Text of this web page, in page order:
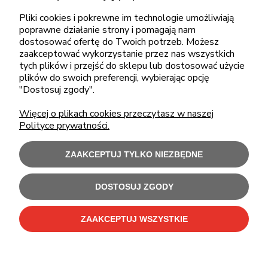
pon.-piąt.: 08:00-16:00
sklep@cebit.pl
ZAKUPY
POMOC
MOJE KONTO
INFORMACJE
Użytkowanie sklepu oznacza zgodę na wykorzystywanie plików cookies.
Pliki cookies i pokrewne im technologie umożliwiają
poprawne działanie strony i pomagają nam
dostosować ofertę do Twoich potrzeb. Możesz
zaakceptować wykorzystanie przez nas wszystkich
tych plików i przejść do sklepu lub dostosować użycie
plików do swoich preferencji, wybierając opcję
"Dostosuj zgody".
Więcej o plikach cookies przeczytasz w naszej
Polityce prywatności.
ZAAKCEPTUJ TYLKO NIEZBĘDNE
DOSTOSUJ ZGODY
ZAAKCEPTUJ WSZYSTKIE